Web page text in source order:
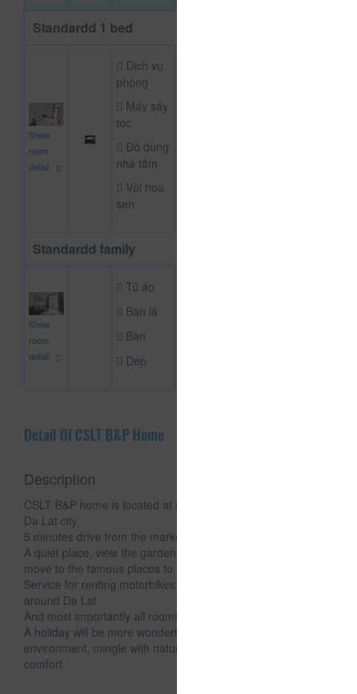
Standardd 1 bed
Show
room
detail
Dịch vụ
phòng
Máy sấy
tóc
Đồ dùng
nhà tắm
Vòi hoa
sen
Standardd family
Show
room
detail
Tủ áo
Bàn là
Bàn
Dép
Detail Of CSLT B&P Home
Description
CSLT B&P home is located at 86 Tran Quang Khai, Ward 8,
Da Lat city.
5 minutes drive from the market and many minutes walk
A quiet place, view the garden valley, have parking and easily
move to the famous places to visit.
Service for renting motorbikes and 7-seat cars for rent
around Da Lat
And most importantly all rooms have a WC.
A holiday will be more wonderful if you are in a clean
environment, mingle with nature. Extremely luxurious room -
comfort.